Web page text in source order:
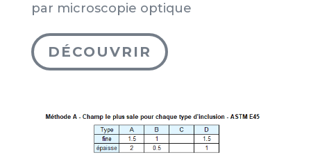
par microscopie optique
DÉCOUVRIR